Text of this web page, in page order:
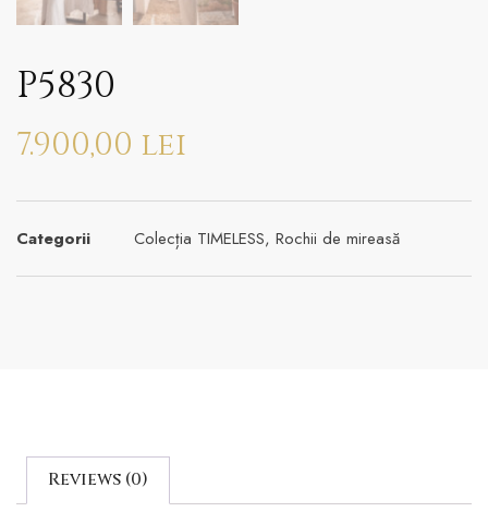
P5830
7.900,00 lei
Categorii Colecția TIMELESS, Rochii de mireasă
Reviews (0)